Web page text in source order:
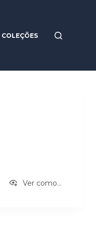
COLEÇÕES
Ver como...